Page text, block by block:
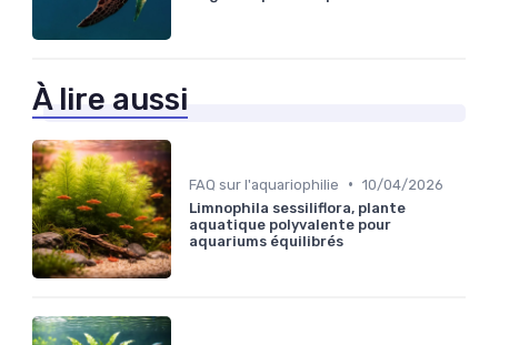
À lire aussi
FAQ sur l'aquariophilie • 10/04/2026
Limnophila sessiliflora, plante
aquatique polyvalente pour
aquariums équilibrés